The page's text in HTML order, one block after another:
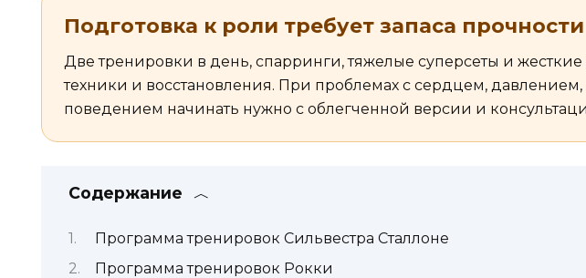
Подготовка к роли требует запаса прочности
Две тренировки в день, спарринги, тяжелые суперсеты и жесткие
техники и восстановления. При проблемах с сердцем,
поведением начинать нужно с облегченной версии и
Содержание
Программа тренировок Сильвестра Сталлоне
Программа тренировок Рокки